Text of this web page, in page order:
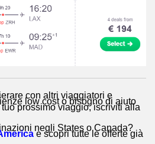
con altri viaggiatori e
low cost o bisogno di aiuto
prossimo viaggio, iscriviti alla
negli States o Canada?
e scopri tutte le offerte già